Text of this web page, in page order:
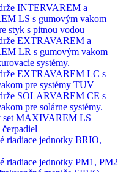
INTERVAREM a
LS s gumovým vakom
styk s pitnou vodou
EXTRAVAREM a
LR s gumovým vakom
systémy.
EXTRAVAREM LC s
pre systémy TUV
SOLARVAREM CE s
pre solárne systémy.
set MAXIVAREM LS
riadiace jednotky BRIO,
riadiace jednotky PM1, PM2